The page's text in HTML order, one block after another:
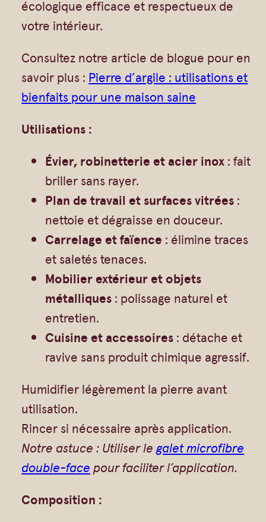
écologique efficace et respectueux de
votre intérieur.
Consultez notre article de blogue pour en
savoir plus : Pierre d’argile : utilisations et
bienfaits pour une maison saine
Utilisations :
Évier, robinetterie et acier inox : fait
briller sans rayer.
Plan de travail et surfaces vitrées :
nettoie et dégraisse en douceur.
Carrelage et faïence : élimine traces
et saletés tenaces.
Mobilier extérieur et objets
métalliques : polissage naturel et
entretien.
Cuisine et accessoires : détache et
ravive sans produit chimique agressif.
Humidifier légèrement la pierre avant
utilisation.
Rincer si nécessaire après application.
Notre astuce : Utiliser legalet microfibre
double-face pour faciliter l’application.
Composition :